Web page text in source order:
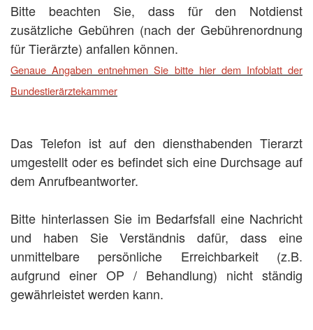
Bitte beachten Sie, dass für den Notdienst
zusätzliche Gebühren (nach der Gebührenordnung
für Tierärzte) anfallen können.
Genaue Angaben entnehmen Sie bitte hier dem Infoblatt der
Bundestierärztekammer
Das Telefon ist auf den diensthabenden Tierarzt
umgestellt oder es befindet sich eine Durchsage auf
dem Anrufbeantworter.
Bitte hinterlassen Sie im Bedarfsfall eine Nachricht
und haben Sie Verständnis dafür, dass eine
unmittelbare persönliche Erreichbarkeit (z.B.
aufgrund einer OP / Behandlung) nicht ständig
gewährleistet werden kann.